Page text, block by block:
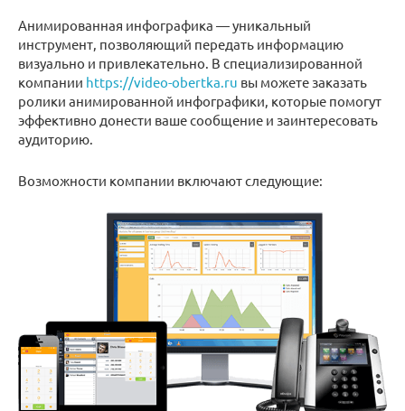
Анимированная инфографика — уникальный
инструмент, позволяющий передать информацию
визуально и привлекательно. В специализированной
компании https://video-obertka.ru вы можете заказать
ролики анимированной инфографики, которые помогут
эффективно донести ваше сообщение и заинтересовать
аудиторию.
Возможности компании включают следующие: